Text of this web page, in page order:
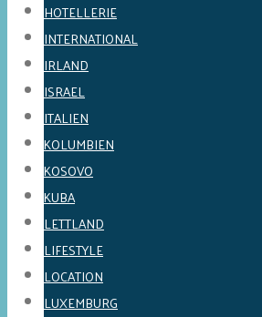
HOTELLERIE
INTERNATIONAL
IRLAND
ISRAEL
ITALIEN
KOLUMBIEN
KOSOVO
KUBA
LETTLAND
LIFESTYLE
LOCATION
LUXEMBURG